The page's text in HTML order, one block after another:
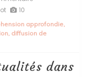
Actualités
dans
des
Médias
10
approfondie,
, diffusion de
dans